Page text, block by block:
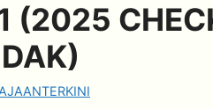
(2025